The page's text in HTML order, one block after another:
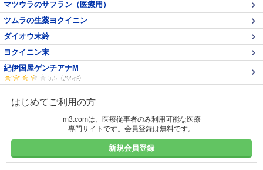
マツウラのサフラン（医療用）
ツムラの生薬ヨクイニン
ダイオウ末鈴
ヨクイニン末
紀伊国屋ゲンチアナM
はじめてご利用の方
m3.comは、医療従事者のみ利用可能な医療
専門サイトです。会員登録は無料です。
新規会員登録